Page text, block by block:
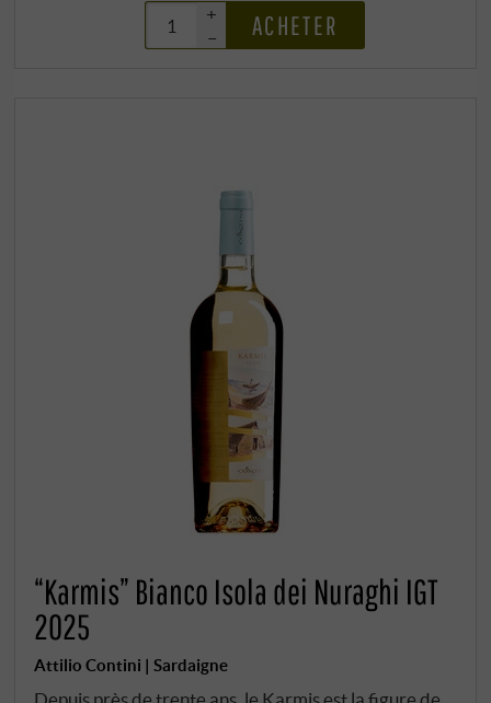
+
–
ACHETER
“Karmis” Bianco Isola dei Nuraghi IGT
2025
Attilio Contini | Sardaigne